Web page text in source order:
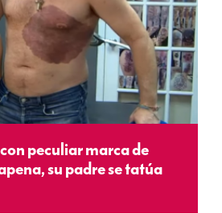
peculiar marca de
su padre se tatúa